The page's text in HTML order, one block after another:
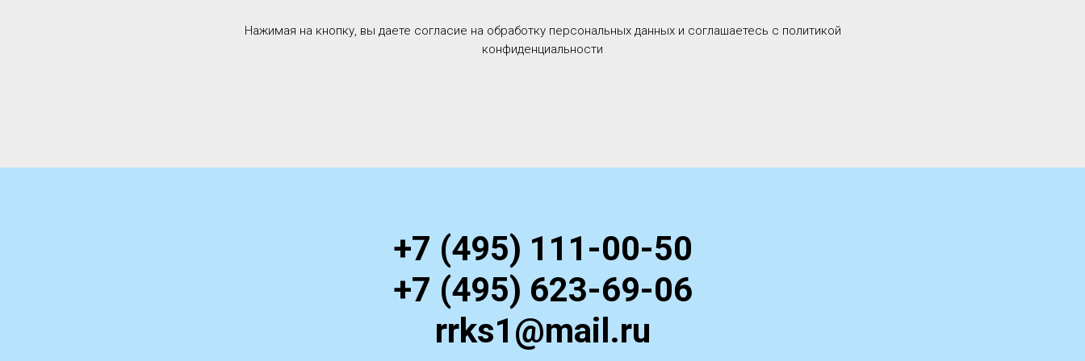
Нажимая на кнопку, вы даете согласие на обработку персональных данных и соглашаетесь c политикой
конфиденциальности
+7 (495) 111-00-50
+7 (495) 623-69-06
rrks1@mail.ru